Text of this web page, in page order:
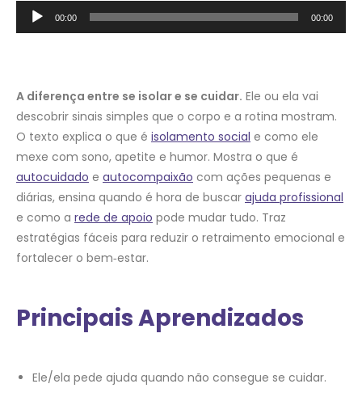
Tocador
de
00:00 00:00
A diferença entre se isolar e se cuidar. Ele ou ela vai
descobrir sinais simples que o corpo e a rotina mostram.
O texto explica o que é isolamento social e como ele
mexe com sono, apetite e humor. Mostra o que é
autocuidado e autocompaixão com ações pequenas e
diárias, ensina quando é hora de buscar ajuda profissional
e como a rede de apoio pode mudar tudo. Traz
estratégias fáceis para reduzir o retraimento emocional e
fortalecer o bem‑estar.
Principais Aprendizados
Ele/ela pede ajuda quando não consegue se cuidar.